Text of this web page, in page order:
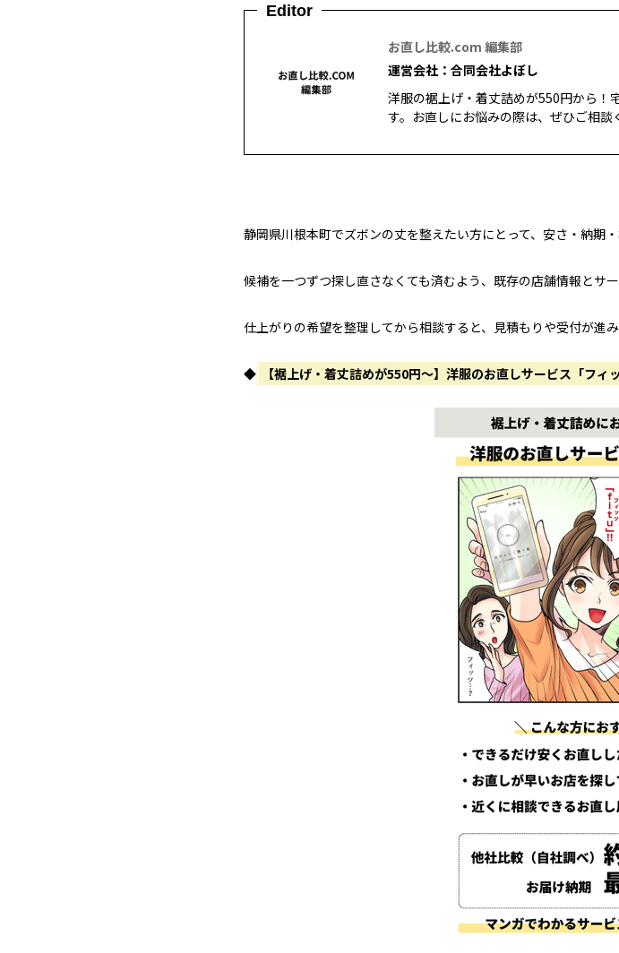
Editor
お直し比較.com 編集部
運営会社：合同会社よぼし
洋服の裾上げ・着丈詰めが550円から！
す。お直しにお悩みの際は、ぜひご相談
静岡県川根本町でズボンの丈を整えたい方にとって、安さ・納期
候補を一つずつ探し直さなくても済むよう、既存の店舗情報とサ
仕上がりの希望を整理してから相談すると、見積もりや受付が進み
◆ 【裾上げ・着丈詰めが550円〜】洋服のお直しサービス「フィ